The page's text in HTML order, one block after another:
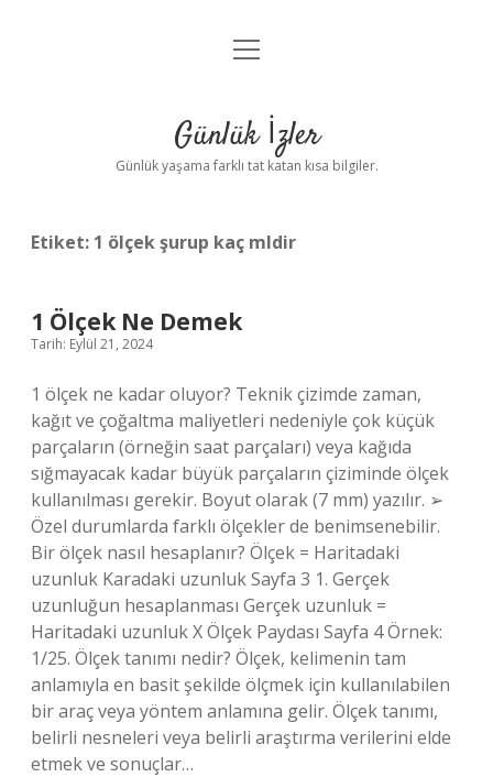
Anasayfa
Yasal Uyarı
menüyü
Günlük İzler
Günlük yaşama farklı tat katan kısa bilgiler.
Etiket: 1 ölçek şurup kaç mldir
1 Ölçek Ne Demek
Tarih: Eylül 21, 2024
1 ölçek ne kadar oluyor? Teknik çizimde zaman,
kağıt ve çoğaltma maliyetleri nedeniyle çok küçük
parçaların (örneğin saat parçaları) veya kağıda
sığmayacak kadar büyük parçaların çiziminde ölçek
kullanılması gerekir. Boyut olarak (7 mm) yazılır. ➢
Özel durumlarda farklı ölçekler de benimsenebilir.
Bir ölçek nasıl hesaplanır? Ölçek = Haritadaki
uzunluk Karadaki uzunluk Sayfa 3 1. Gerçek
uzunluğun hesaplanması Gerçek uzunluk =
Haritadaki uzunluk X Ölçek Paydası Sayfa 4 Örnek:
1/25. Ölçek tanımı nedir? Ölçek, kelimenin tam
anlamıyla en basit şekilde ölçmek için kullanılabilen
bir araç veya yöntem anlamına gelir. Ölçek tanımı,
belirli nesneleri veya belirli araştırma verilerini elde
etmek ve sonuçlar…